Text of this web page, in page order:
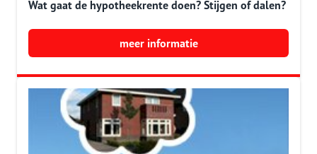
Wat gaat de hypotheekrente doen? Stijgen of dalen?
meer informatie